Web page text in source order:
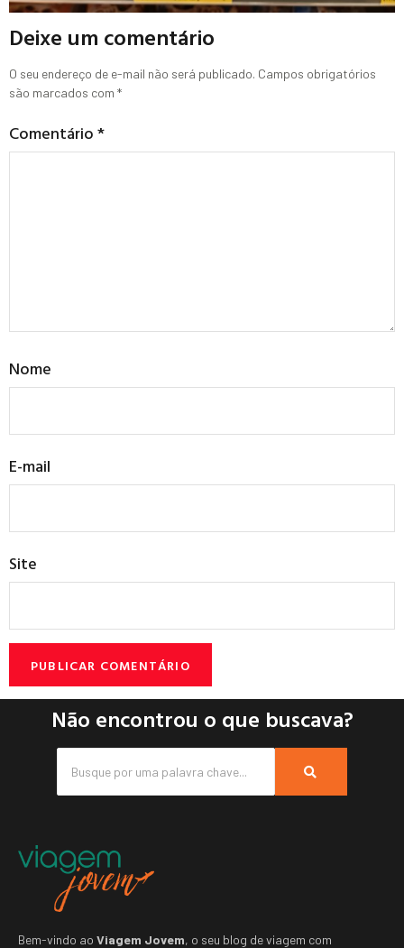
Deixe um comentário
O seu endereço de e-mail não será publicado. Campos obrigatórios
são marcados com *
Comentário*
Nome
E-mail
Site
Não encontrou o que buscava?
Bem-vindo ao Viagem Jovem, o seu blog de viagem com